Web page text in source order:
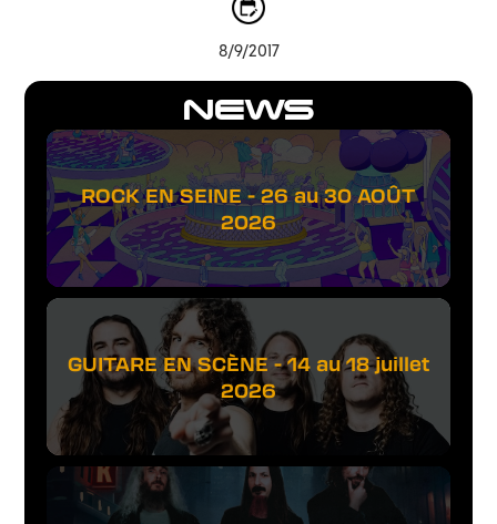
NEWS
ROCK EN SEINE - 26 au 30 AOÛT
2026
GUITARE EN SCÈNE - 14 au 18 juillet
2026
8/9/2017